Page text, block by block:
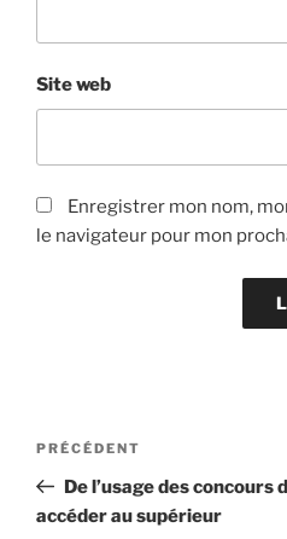
Site web
Enregistrer mon nom,
le navigateur pour mon
Navigation
l’article
Article
précédent
PRÉCÉDENT
De l’usage des concours
accéder au supérieur